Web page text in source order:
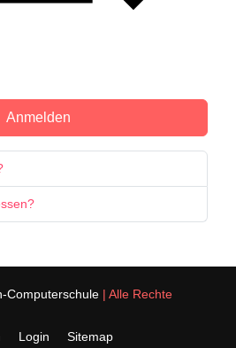
Anmelden
Computerschule | Alle Rechte
Login Sitemap